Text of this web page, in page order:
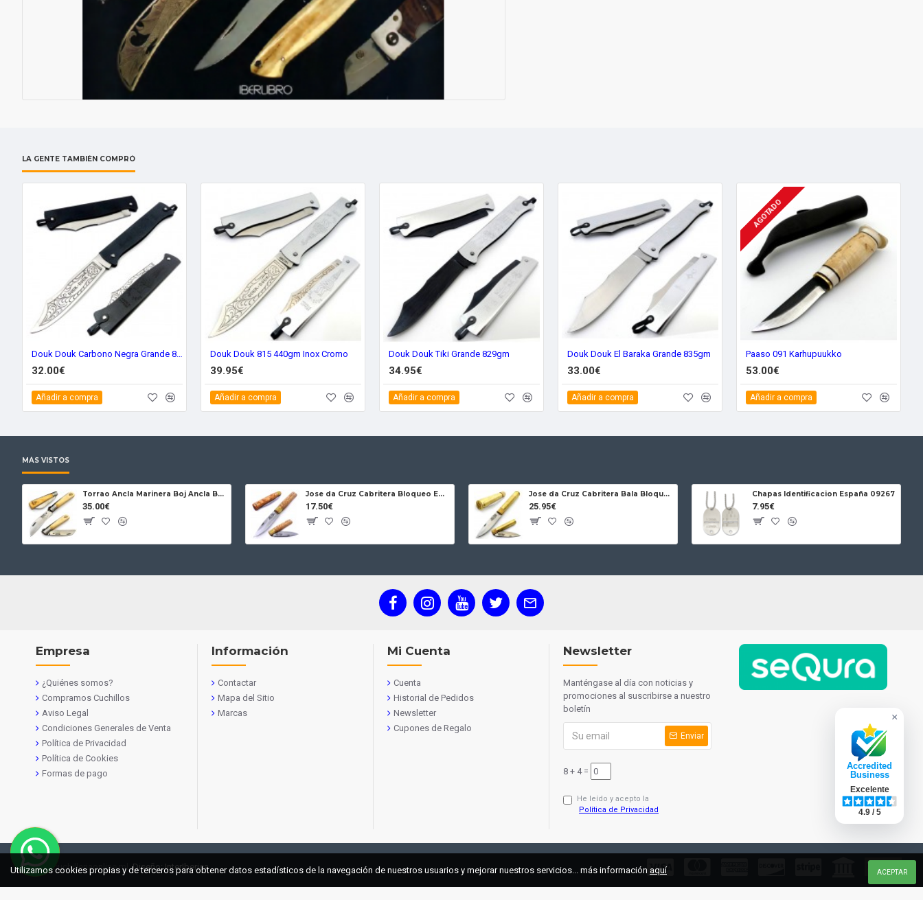
LA GENTE TAMBIÉN COMPRÓ
Douk Douk Carbono Negra Grande 815gm
32.00€
Añadir a compra
Douk Douk 815 440gm Inox Cromo
39.95€
Añadir a compra
Douk Douk Tiki Grande 829gm
34.95€
Añadir a compra
Douk Douk El Baraka Grande 835gm
33.00€
Añadir a compra
AGOTADO
Paaso 091 Karhupuukko
53.00€
Añadir a compra
MÁS VISTOS
Torrao Ancla Marinera Boj Ancla Bloqueo
35.00€
Jose da Cruz Cabritera Bloqueo Encina Carbono
17.50€
Jose da Cruz Cabritera Bala Bloqueo Carbono
25.95€
Chapas Identificacion España 09267
7.95€
Empresa
¿Quiénes somos?
Compramos Cuchillos
Aviso Legal
Condiciones Generales de Venta
Política de Privacidad
Política de Cookies
Formas de pago
Información
Contactar
Mapa del Sitio
Marcas
Mi Cuenta
Cuenta
Historial de Pedidos
Newsletter
Cupones de Regalo
Newsletter
Manténgase al día con noticias y
promociones al suscribirse a nuestro
boletín
Enviar
8 + 4 =
He leído y acepto la
Política de Privacidad
© 2021 cuchilleriaonline.ml Diseño: InterIberica ACEPTAR
Utilizamos cookies propias y de terceros para obtener datos estadísticos de la navegación de nuestros usuarios y mejorar nuestros servicios... más información aquí
×
Accredited
Business
Excelente
4.9 / 5